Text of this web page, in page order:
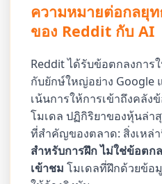
ความหมายต่อกลยุ
ของ Reddit กับ AI
Reddit ได้รับข้อตกลงกา
กับยักษ์ใหญ่อย่าง Google
เน้นการให้การเข้าถึงคลัง
โมเดล ปฏิกิริยาของหุ้นล่า
ที่สำคัญของตลาด: สิ่งเหล่
สำหรับการฝึก ไม่ใช่ข้อต
เข้าชม โมเดลที่ฝึกด้วยข้อ